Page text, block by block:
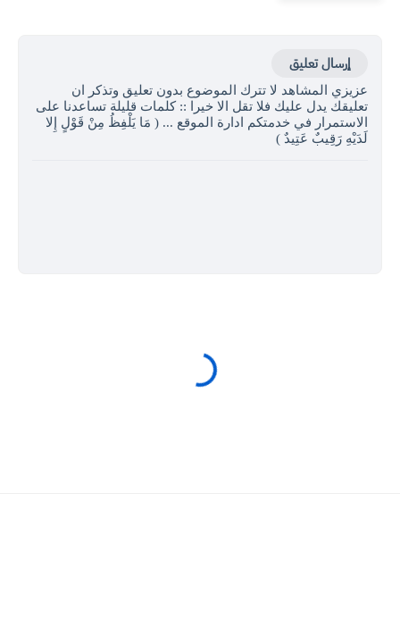
إرسال تعليق
عزيزي المشاهد لا تترك الموضوع بدون تعليق وتذكر ان
تعليقك يدل عليك فلا تقل الا خيرا :: كلمات قليلة تساعدنا على
الاستمرار في خدمتكم ادارة الموقع ... ( مَا يَلْفِظُ مِنْ قَوْلٍ إِلا
لَدَيْهِ رَقِيبٌ عَتِيدٌ )